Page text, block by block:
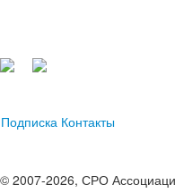
Подписка Контакты
© 2007-2026, СРО